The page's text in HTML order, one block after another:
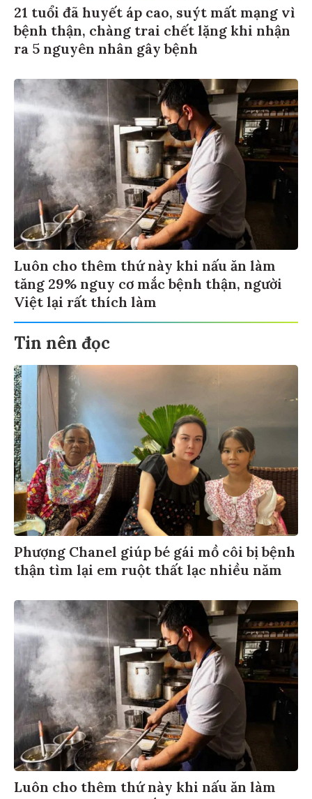
21 tuổi đã huyết áp cao, suýt mất mạng vì
bệnh thận, chàng trai chết lặng khi nhận
ra 5 nguyên nhân gây bệnh
Luôn cho thêm thứ này khi nấu ăn làm
tăng 29% nguy cơ mắc bệnh thận, người
Việt lại rất thích làm
Tin nên đọc
Phượng Chanel giúp bé gái mồ côi bị bệnh
thận tìm lại em ruột thất lạc nhiều năm
Luôn cho thêm thứ này khi nấu ăn làm